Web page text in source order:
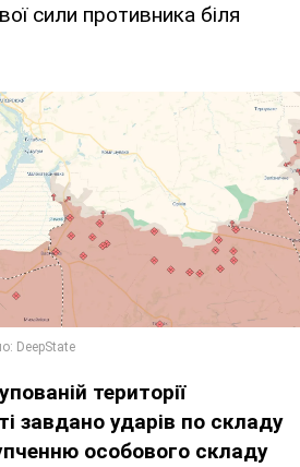
сили противника біля
території
завдано ударів по складу
особового складу